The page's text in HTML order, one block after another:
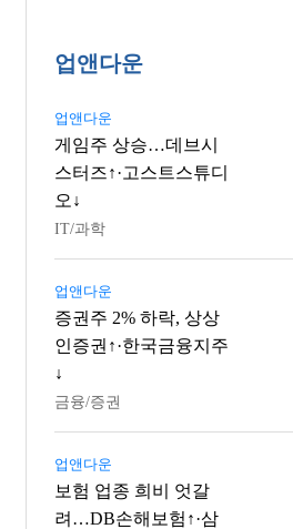
업앤다운
업앤다운
게임주 상승…데브시
스터즈↑·고스트스튜디
오↓
IT/과학
업앤다운
증권주 2% 하락, 상상
인증권↑·한국금융지주
↓
금융/증권
업앤다운
보험 업종 희비 엇갈
려…DB손해보험↑·삼